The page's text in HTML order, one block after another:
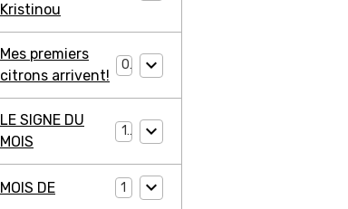
Kristinou
Mes premiers
citrons arrivent!
0
LE SIGNE DU
MOIS
1
MOIS DE 1